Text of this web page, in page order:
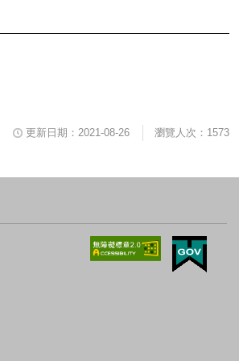
更新日期：2021-08-26 瀏覽人次：1573